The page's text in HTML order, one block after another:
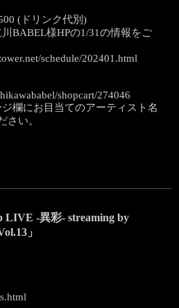
(ドリンク代別)
BABEL様HPの1/31の情報をご
schedule/202401.html
shopcart/274046
欄にお目当てのアーティスト名
さい。
LIVE -異彩- streaming by
」